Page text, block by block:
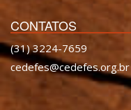
CONTATOS
(31) 3224-7659
cedefes@cedefes.org.br